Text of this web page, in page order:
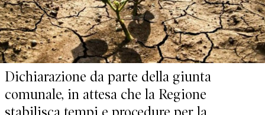
Dichiarazione da parte della giunta
comunale, in attesa che la Regione